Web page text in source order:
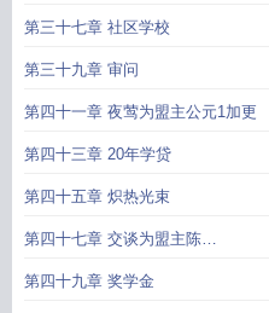
人加更
第三十七章 社区学校
第三十九章 审问
第四十一章 夜莺为盟主公元1加更
第四十三章 20年学贷
第四十五章 炽热光束
第四十七章 交谈为盟主陈
19850816加更
第四十九章 奖学金